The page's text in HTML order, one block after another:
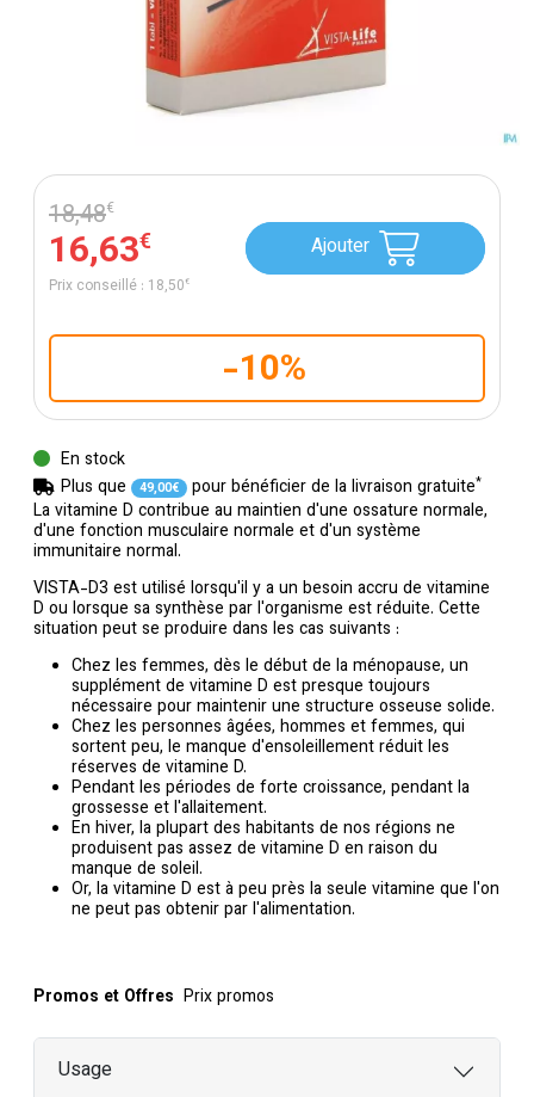
La vitamine D contribue au maintien d'une ossature normale,
d'une fonction musculaire normale et d'un système
immunitaire normal.
VISTA-D3 est utilisé lorsqu'il y a un besoin accru de vitamine
D ou lorsque sa synthèse par l'organisme est réduite. Cette
situation peut se produire dans les cas suivants :
Chez les femmes, dès le début de la ménopause, un
supplément de vitamine D est presque toujours
nécessaire pour maintenir une structure osseuse solide.
Chez les personnes âgées, hommes et femmes, qui
sortent peu, le manque d'ensoleillement réduit les
réserves de vitamine D.
Pendant les périodes de forte croissance, pendant la
grossesse et l'allaitement.
En hiver, la plupart des habitants de nos régions ne
produisent pas assez de vitamine D en raison du
manque de soleil.
Or, la vitamine D est à peu près la seule vitamine que l'on
ne peut pas obtenir par l'alimentation.
18,48€
16,63€
Prix conseillé : 18,50€
Ajouter
-10%
En stock
Plus que
49,00€ pour bénéficier de la livraison gratuite*
Promos et Offres Prix promos
Usage